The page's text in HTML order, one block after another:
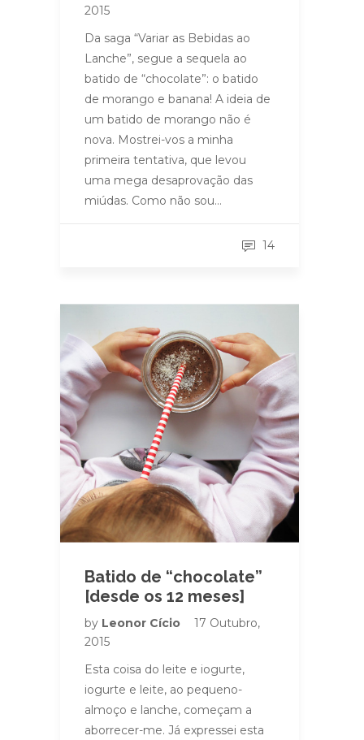
2015
Da saga “Variar as Bebidas ao
Lanche”, segue a sequela ao
batido de “chocolate”: o batido
de morango e banana! A ideia de
um batido de morango não é
nova. Mostrei-vos a minha
primeira tentativa, que levou
uma mega desaprovação das
miúdas. Como não sou…
14
Batido de “chocolate”
[desde os 12 meses]
by Leonor Cício
17 Outubro,
2015
Esta coisa do leite e iogurte,
iogurte e leite, ao pequeno-
almoço e lanche, começam a
aborrecer-me. Já expressei esta